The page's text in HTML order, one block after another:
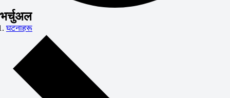
भर्चुअल
घटनाहरू